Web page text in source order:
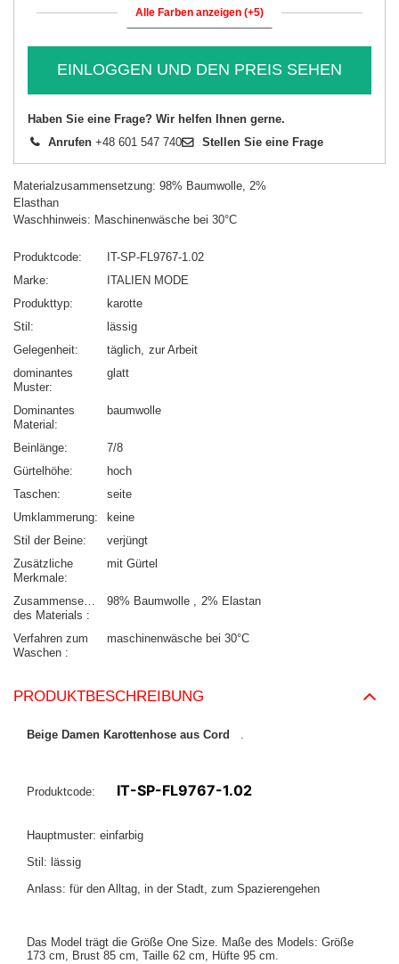
Alle Farben anzeigen (+5)
EINLOGGEN UND DEN PREIS SEHEN
Haben Sie eine Frage? Wir helfen Ihnen gerne.
Anrufen +48 601 547 740 Stellen Sie eine Frage
Materialzusammensetzung: 98% Baumwolle, 2%
Elasthan
Waschhinweis: Maschinenwäsche bei 30°C
Produktcode
IT-SP-FL9767-1.02
Marke
ITALIEN MODE
Produkttyp
karotte
Stil
lässig
Gelegenheit
täglich zur Arbeit
dominantes
Muster
glatt
Dominantes
Material
baumwolle
Beinlänge
7/8
Gürtelhöhe
hoch
Taschen
seite
Umklammerung
keine
Stil der Beine
verjüngt
Zusätzliche
Merkmale
mit Gürtel
Zusammensetzung
des Materials
98% Baumwolle 2% Elastan
Verfahren zum
Waschen
maschinenwäsche bei 30°C
PRODUKTBESCHREIBUNG
Beige Damen Karottenhose aus Cord .
Produktcode: IT-SP-FL9767-1.02
Hauptmuster: einfarbig
Stil: lässig
Anlass: für den Alltag, in der Stadt, zum Spazierengehen
Das Model trägt die Größe One Size. Maße des Models: Größe
173 cm, Brust 85 cm, Taille 62 cm, Hüfte 95 cm.